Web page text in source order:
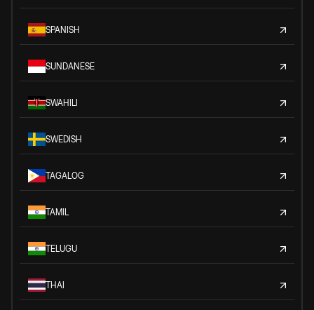
SPANISH
SUNDANESE
SWAHILI
SWEDISH
TAGALOG
TAMIL
TELUGU
THAI